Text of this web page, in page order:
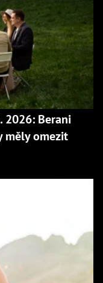
2026: Berani
měly omezit